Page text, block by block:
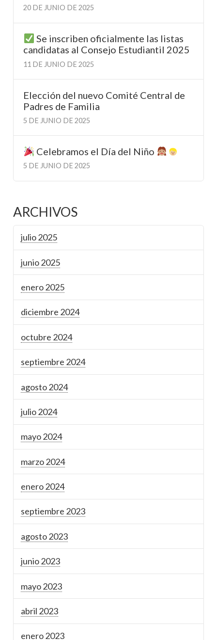
20 DE JUNIO DE 2025
Se inscriben oficialmente las listas
candidatas al Consejo Estudiantil 2025
11 DE JUNIO DE 2025
Elección del nuevo Comité Central de
Padres de Familia
5 DE JUNIO DE 2025
Celebramos el Día del Niño
5 DE JUNIO DE 2025
ARCHIVOS
julio 2025
junio 2025
enero 2025
diciembre 2024
octubre 2024
septiembre 2024
agosto 2024
julio 2024
mayo 2024
marzo 2024
enero 2024
septiembre 2023
agosto 2023
junio 2023
mayo 2023
abril 2023
enero 2023